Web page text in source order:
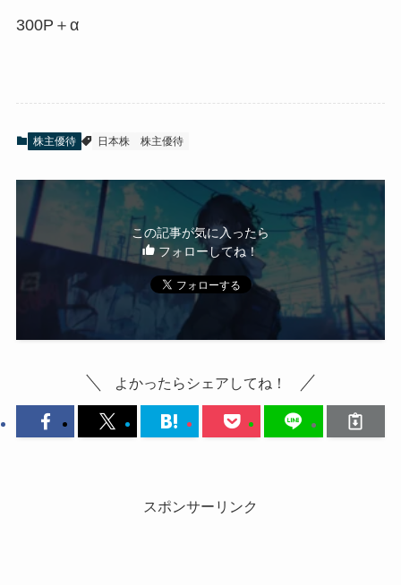
300P＋α
株主優待 日本株 株主優待
この記事が気に入ったら
フォローしてね！
よかったらシェアしてね！
スポンサーリンク